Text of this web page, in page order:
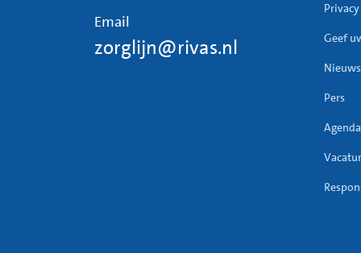
Email
zorglijn@rivas.nl
Privacy
Geef
Nieuws
Pers
Agenda